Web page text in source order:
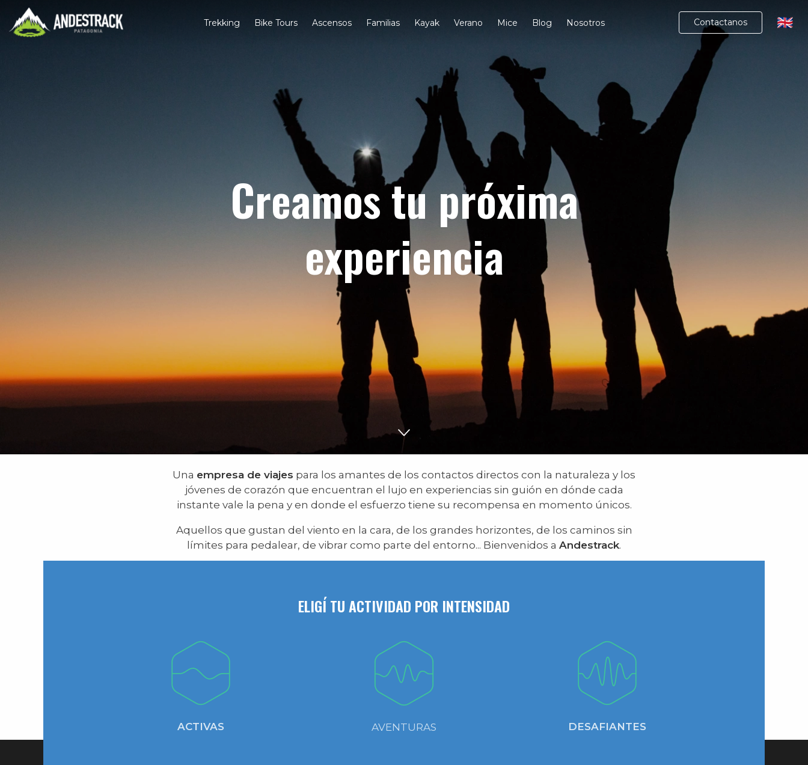
Trekking Bike Tours Ascensos Familias Kayak Verano Mice Blog Nosotros Contactanos 🇬🇧
Creamos tu próxima
experiencia
Una empresa de viajes para los amantes de los contactos directos con la naturaleza y los
jóvenes de corazón que encuentran el lujo en experiencias sin guión en dónde cada
instante vale la pena y en donde el esfuerzo tiene su recompensa en momento únicos.
Aquellos que gustan del viento en la cara, de los grandes horizontes, de los caminos sin
límites para pedalear, de vibrar como parte del entorno... Bienvenidos a Andestrack.
ELIGÍ TU ACTIVIDAD POR INTENSIDAD
ACTIVAS AVENTURAS DESAFIANTES